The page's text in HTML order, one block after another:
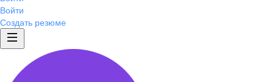
Войти
Создать резюме